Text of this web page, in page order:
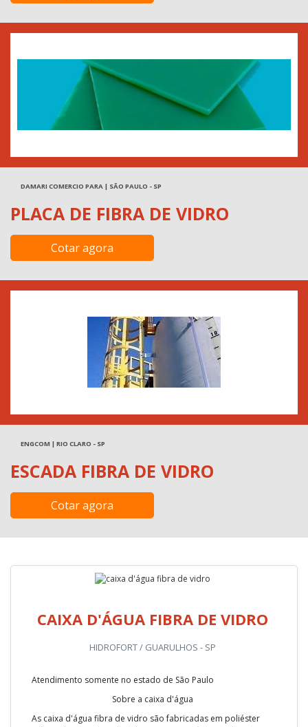
DAMARI COMERCIO PARA | SÃO PAULO - SP
PLACA DE FIBRA DE VIDRO
Cotar agora
ENGCOM | RIO CLARO - SP
ESCADA FIBRA DE VIDRO
Cotar agora
CAIXA D'ÁGUA FIBRA DE VIDRO
HIDROFORT / GUARULHOS - SP
Atendimento somente no estado de São Paulo
Sobre a caixa d'água
As caixa d'água fibra de vidro são fabricadas em poliéster